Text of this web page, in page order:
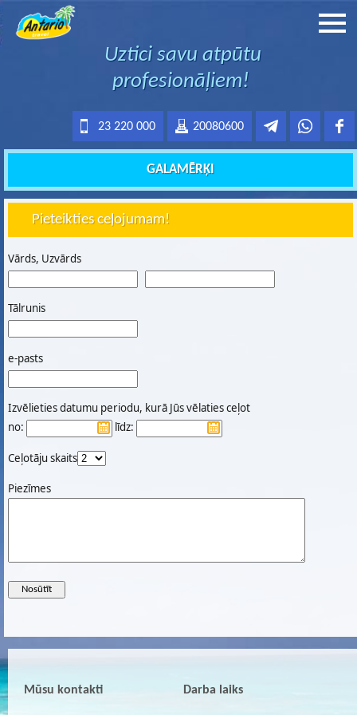
Uztici savu atpūtu
profesionāļiem!
20080600
23 220 000
GALAMĒRĶI
Pieteikties ceļojumam!
Vārds, Uzvārds
Tālrunis
e-pasts
Izvēlieties datumu periodu, kurā Jūs vēlaties ceļot
no:
līdz:
Ceļotāju skaits
Piezīmes
Mūsu kontakti Darba laiks